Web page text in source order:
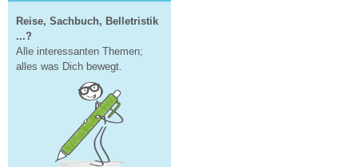
Reise, Sachbuch, Belletristik
...?
Alle interessanten Themen;
alles was Dich bewegt.